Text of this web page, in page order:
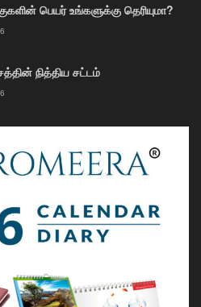
பெயர் உங்களுக்கு தெரியுமா?
நித்திய சட்டம்